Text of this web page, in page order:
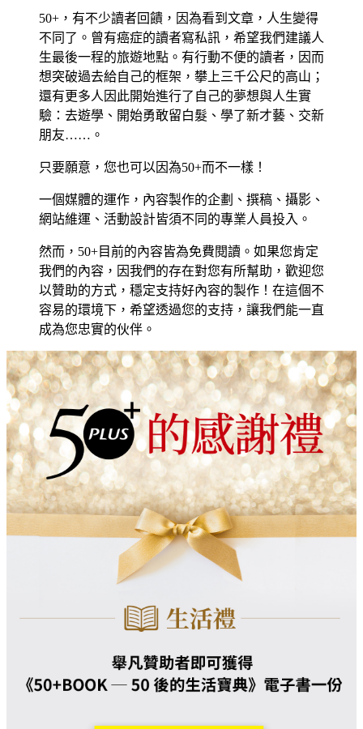
50+，有不少讀者回饋，因為看到文章，人生變得
不同了。曾有癌症的讀者寫私訊，希望我們建議人
生最後一程的旅遊地點。有行動不便的讀者，因而
想突破過去給自己的框架，攀上三千公尺的高山；
還有更多人因此開始進行了自己的夢想與人生實
驗：去遊學、開始勇敢留白髮、學了新才藝、交新
朋友……。
只要願意，您也可以因為50+而不一樣！
一個媒體的運作，內容製作的企劃、撰稿、攝影、
網站維運、活動設計皆須不同的專業人員投入。
然而，50+目前的內容皆為免費閱讀。如果您肯定
我們的內容，因我們的存在對您有所幫助，歡迎您
以贊助的方式，穩定支持好內容的製作！在這個不
容易的環境下，希望透過您的支持，讓我們能一直
成為您忠實的伙伴。